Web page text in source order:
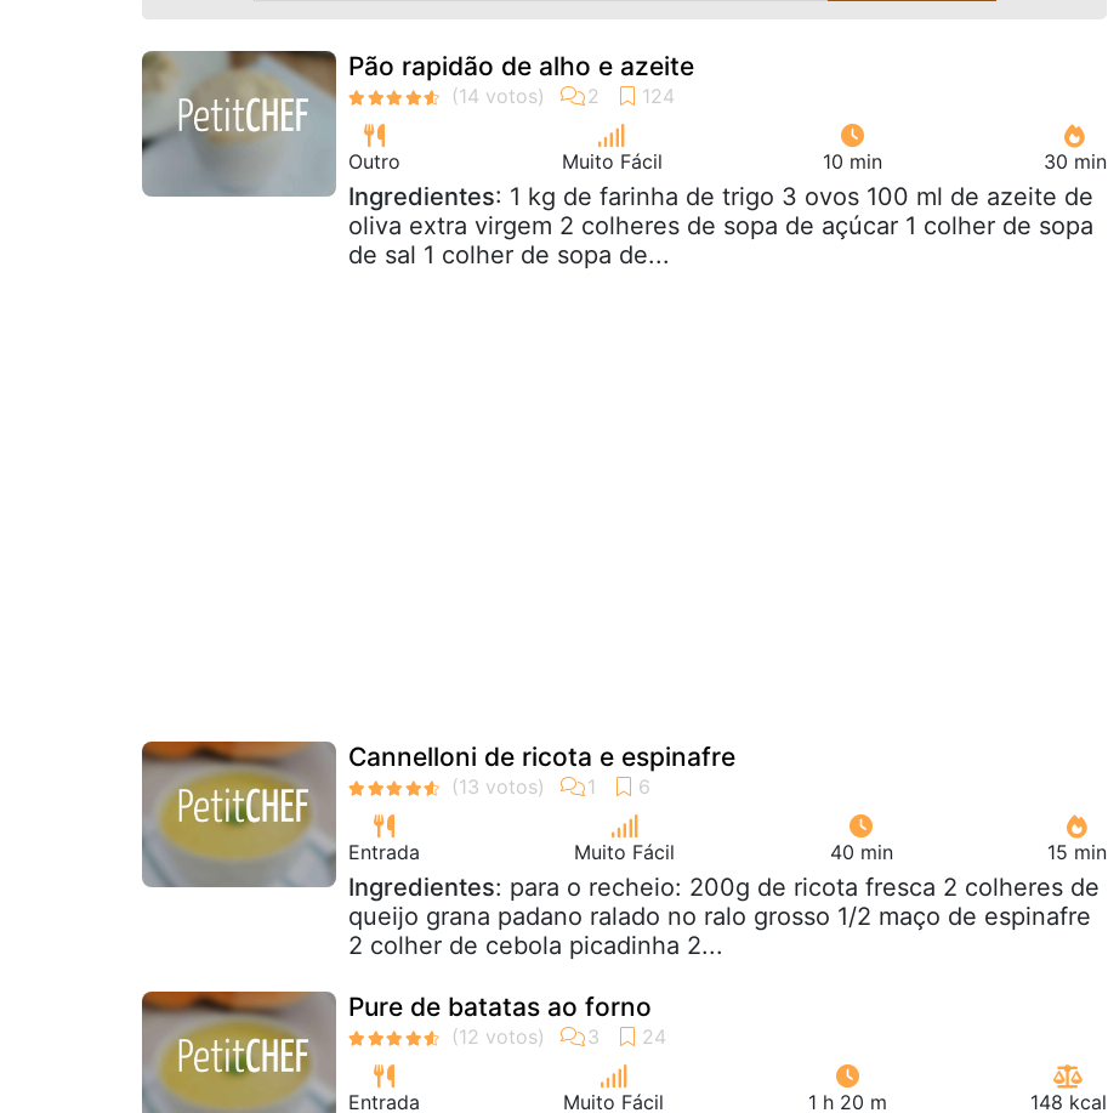
Pão rapidão de alho e azeite
Outro Muito Fácil 10 min 30 min
Ingredientes: 1 kg de farinha de trigo 3 ovos 100 ml de azeite de
oliva extra virgem 2 colheres de sopa de açúcar 1 colher de sopa
de sal 1 colher de sopa de...
Cannelloni de ricota e espinafre
Entrada Muito Fácil 40 min 15 min
Ingredientes: para o recheio: 200g de ricota fresca 2 colheres de
queijo grana padano ralado no ralo grosso 1/2 maço de espinafre
2 colher de cebola picadinha 2...
Pure de batatas ao forno
Entrada Muito Fácil 1 h 20 m 148 kcal